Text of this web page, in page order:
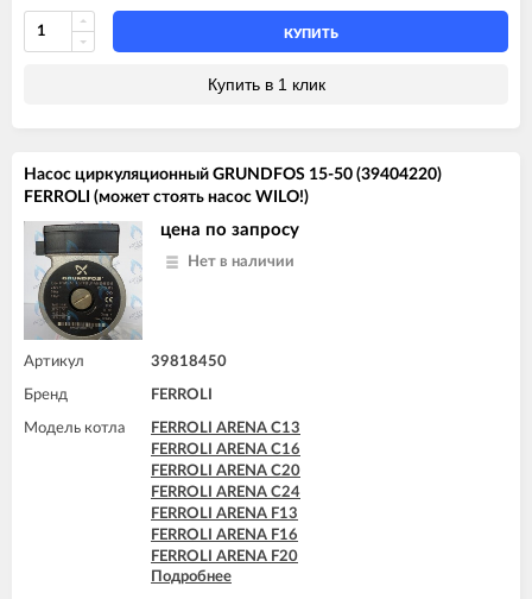
FERROLI DIVA F24
FERROLI DIVA F32
FERROLI DIVA F37
FERROLI DIVAproject F24
FERROLI DIVAtop F32
FERROLI DIVAtop F37
FERROLI DIVAtop HC24
FERROLI DIVAtop HF24
FERROLI DIVAtop Low Nox F32
FERROLI DIVAtop micro C32
FERROLI DIVAtop micro F24
FERROLI DIVAtop micro F32
FERROLI DIVAtop micro F37
FERROLI DIVAtop micro LN C24
FERROLI DIVAtop micro LN C32
FERROLI DIVAtop micro LN F24
FERROLI DIVAtop micro LN F32
FERROLI DIVAtop ST C24
FERROLI DIVAtop ST C32
КУПИТЬ
Купить в 1 клик
Насос циркуляционный GRUNDFOS 15-50 (39404220)
FERROLI (может стоять насос WILO!)
цена по запросу
Нет в наличии
Артикул 39818450
Бренд FERROLI
Модель котла
FERROLI ARENA C13
FERROLI ARENA C16
FERROLI ARENA C20
FERROLI ARENA C24
FERROLI ARENA F13
FERROLI ARENA F16
FERROLI ARENA F20
FERROLI ARENA F24
Подробнее